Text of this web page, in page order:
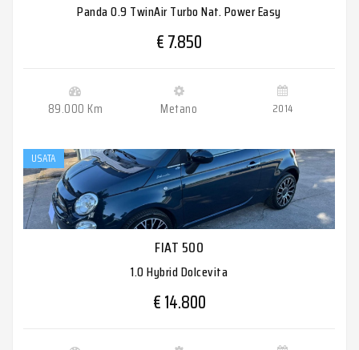
Panda 0.9 TwinAir Turbo Nat. Power Easy
€ 7.850
89.000 Km Metano 2014
USATA
FIAT 500
1.0 Hybrid Dolcevita
€ 14.800